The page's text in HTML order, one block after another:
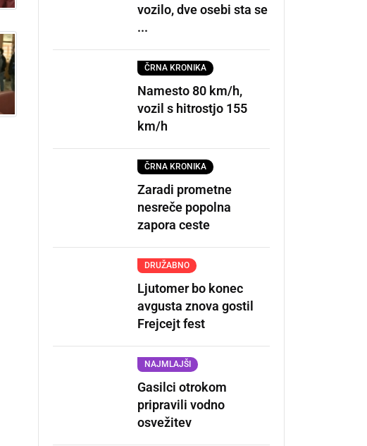
vozilo, dve osebi sta se
...
ČRNA KRONIKA
Namesto 80 km/h,
vozil s hitrostjo 155
km/h
ČRNA KRONIKA
Zaradi prometne
nesreče popolna
zapora ceste
DRUŽABNO
Ljutomer bo konec
avgusta znova gostil
Frejcejt fest
NAJMLAJŠI
Gasilci otrokom
pripravili vodno
osvežitev